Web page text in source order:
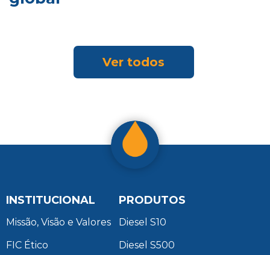
Ver todos
INSTITUCIONAL
Missão, Visão e Valores
FIC Ético
PRODUTOS
Diesel S10
Diesel S500